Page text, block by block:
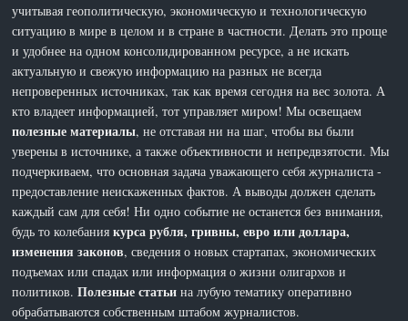
учитывая геополитическую, экономическую и технологическую
ситуацию в мире в целом и в стране в частности. Делать это проще
и удобнее на одном консолидированном ресурсе, а не искать
актуальную и свежую информацию на разных не всегда
непроверенных источниках, так как время сегодня на вес золота. А
кто владеет информацией, тот управляет миром! Мы освещаем
полезные материалы, не отставая ни на шаг, чтобы вы были
уверены в источнике, а также объективности и непредвзятости. Мы
подчеркиваем, что основная задача уважающего себя журналиста -
предоставление неискаженных фактов. А выводы должен сделать
каждый сам для себя! Ни одно событие не останется без внимания,
будь то колебаниякурса рубля, гривны, евро или доллара,
изменения законов, сведения о новых стартапах, экономических
подъемах или спадах или информация о жизни олигархов и
политиков.Полезные статьи на лубую тематику оперативно
обрабатываются собственным штабом журналистов.